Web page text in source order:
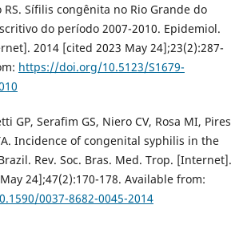
RS. Sífilis congênita no Rio Grande do
do período 2007-2010. Epidemiol.
2014 [cited 2023 May 24];23(2):287-
https://doi.org/10.5123/S1679-
GP, Serafim GS, Niero CV, Rosa MI, Pires
Incidence of congenital syphilis in the
Rev. Soc. Bras. Med. Trop. [Internet].
24];47(2):170-178. Available from:
0037-8682-0045-2014